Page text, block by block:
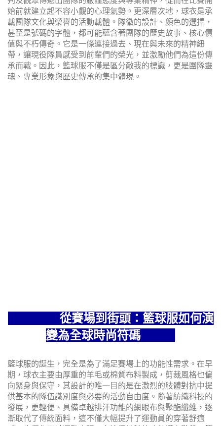
始前就建立起不容小覷的心理氣勢。更深層次地，球衣是承
載團隊文化與榮譽的活動載體。隊徽的設計、顏色的選擇，
甚至是號碼的字體，都可能蘊含著團隊的歷史故事、核心價
值與不朽傳奇。它是一條連接過去、現在與未來的精神紐
帶，讓現役隊員感受到前輩們的榮光，並激勵他們為這份傳
承而戰。因此，籃球服不僅是區分敵我的標識，更是團隊靈
魂、專業形象與歷史傳承的集中體現。
從賽場到街頭：籃球服如何演
變為全球時尚符碼
籃球服的誕生，完全是為了滿足賽場上的功能性需求。在早
期，球衣主要由厚重的羊毛或棉質布料製成，剪裁風格也偏
向緊身與保守，其設計的唯一目的是在激烈的肢體對抗中提
供基本的隊伍識別度與必要的活動自由度。隨著紡織科技的
發展，更輕便、具備卓越排汗功能的網眼布與聚酯纖維，逐
漸取代了傳統面料，這不僅大幅提升了運動員的穿著舒適